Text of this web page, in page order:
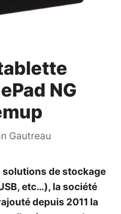
NG
Gautreau
solutions de stockage
etc…), la société
depuis 2011 la